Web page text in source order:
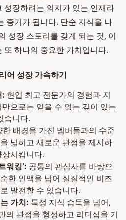
성장하려는 의지가 있는 인재라
증거가 됩니다. 단순 지식을 나
성장 스토리를 갖게 되는 것, 이
또 하나의 중요한 가치입니다.
어 성장 가속하기
: 현업 최고 전문가의 경험과 지
으로는 얻을 수 없는 깊이 있는
습니다.
한 배경을 가진 멤버들과의 수준
넓히고 새로운 관점을 제시하
시킵니다.
워킹': 공통의 관심사를 바탕으
한 인맥을 넘어 실질적인 비즈
발전할 수 있습니다.
가치: 특정 지식 습득을 넘어,
의 관점을 형성하고 리더십을 기